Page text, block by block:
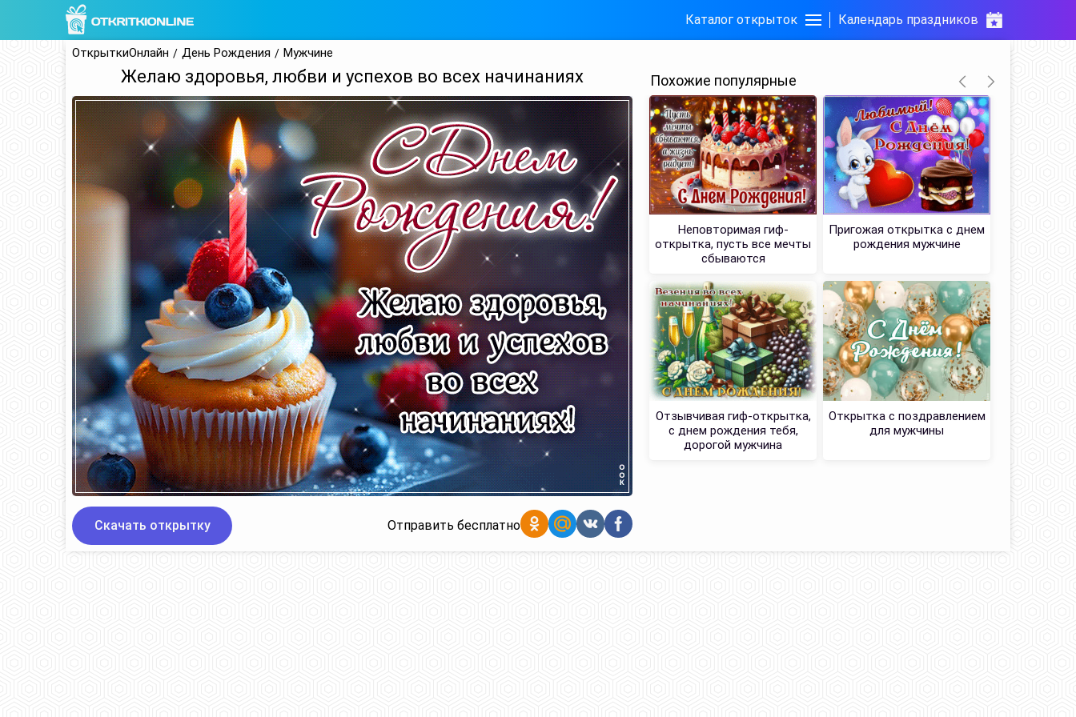
Каталог открыток Календарь праздников
ОткрыткиОнлайн День Рождения Мужчине
Желаю здоровья, любви и успехов во всех начинаниях
Скачать открытку Отправить бесплатно
Похожие популярные
Неповторимая гиф-
открытка, пусть все мечты
сбываются
Пригожая открытка с днем
рождения мужчине
Отзывчивая гиф-открытка,
с днем рождения тебя,
дорогой мужчина
Открытка с поздравлением
для мужчины